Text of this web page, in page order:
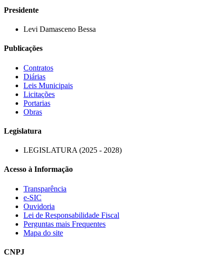
Presidente
Levi Damasceno Bessa
Publicações
Contratos
Diárias
Leis Municipais
Licitações
Portarias
Obras
Legislatura
LEGISLATURA (2025 - 2028)
Acesso à Informação
Transparência
e-SIC
Ouvidoria
Lei de Responsabilidade Fiscal
Perguntas mais Frequentes
Mapa do site
CNPJ